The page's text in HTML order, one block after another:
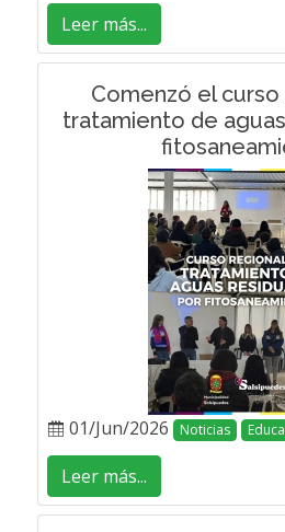
Leer más...
Comenzó el
tratamiento de
01/Jun/2026 Noticias
Leer más...